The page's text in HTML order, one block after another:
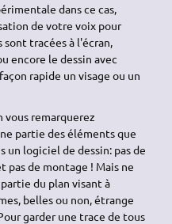
dans ce cas,
de votre voix pour
tracées à l'écran,
encore le dessin avec
rapide un visage ou un
remarquerez
partie des éléments que
un logiciel de dessin: pas de
pas de montage ! Mais ne
du plan visant à
belles ou non, étrange
garder une trace de tous